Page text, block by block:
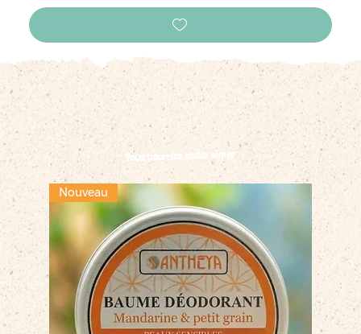
Vous pourriez aussi aimer
Nouveau